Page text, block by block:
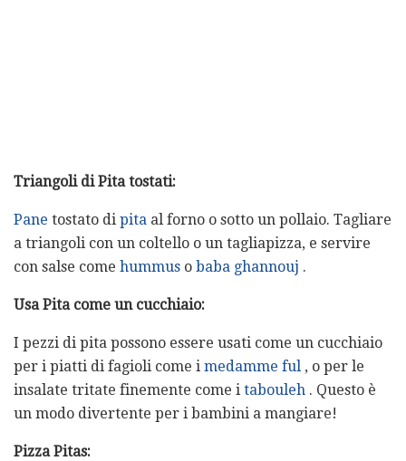
Triangoli di Pita tostati:
Pane tostato di pita al forno o sotto un pollaio. Tagliare
a triangoli con un coltello o un tagliapizza, e servire
con salse come hummus o baba ghannouj .
Usa Pita come un cucchiaio:
I pezzi di pita possono essere usati come un cucchiaio
per i piatti di fagioli come i medamme ful , o per le
insalate tritate finemente come i tabouleh . Questo è
un modo divertente per i bambini a mangiare!
Pizza Pitas: